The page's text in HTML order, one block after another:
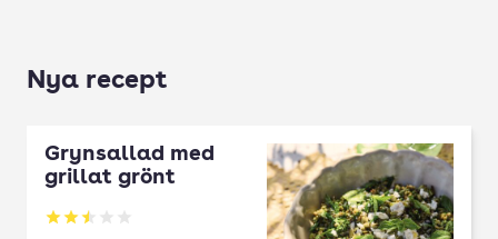
Nya recept
Grynsallad med
grillat grönt
Betyg: 2.5 av 5